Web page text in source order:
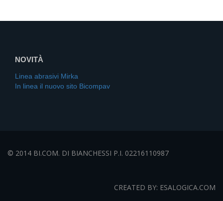
NOVITÀ
Linea abrasivi Mirka
In linea il nuovo sito Bicompav
© 2014 BI.COM. DI BIANCHESSI P.I. 02216110987
CREATED BY: ESALOGICA.COM